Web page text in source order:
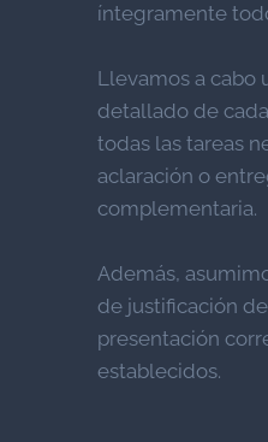
íntegramente
Llevamos a cabo
detallado de
todas las tareas
aclaración o
complementaria.
Además,
de justificación
presentación
establecidos.